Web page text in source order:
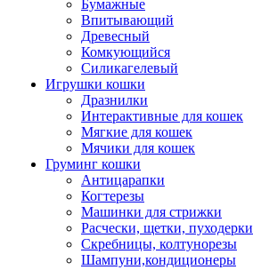
Бумажные
Впитывающий
Древесный
Комкующийся
Силикагелевый
Игрушки кошки
Дразнилки
Интерактивные для кошек
Мягкие для кошек
Мячики для кошек
Груминг кошки
Антицарапки
Когтерезы
Машинки для стрижки
Расчески, щетки, пуходерки
Скребницы, колтунорезы
Шампуни,кондиционеры